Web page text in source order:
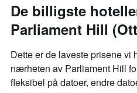
De billigste
Parliament Hill
Dette er de laveste prisene vi
nærheten av Parliament Hill
fleksibel på datoer, endre